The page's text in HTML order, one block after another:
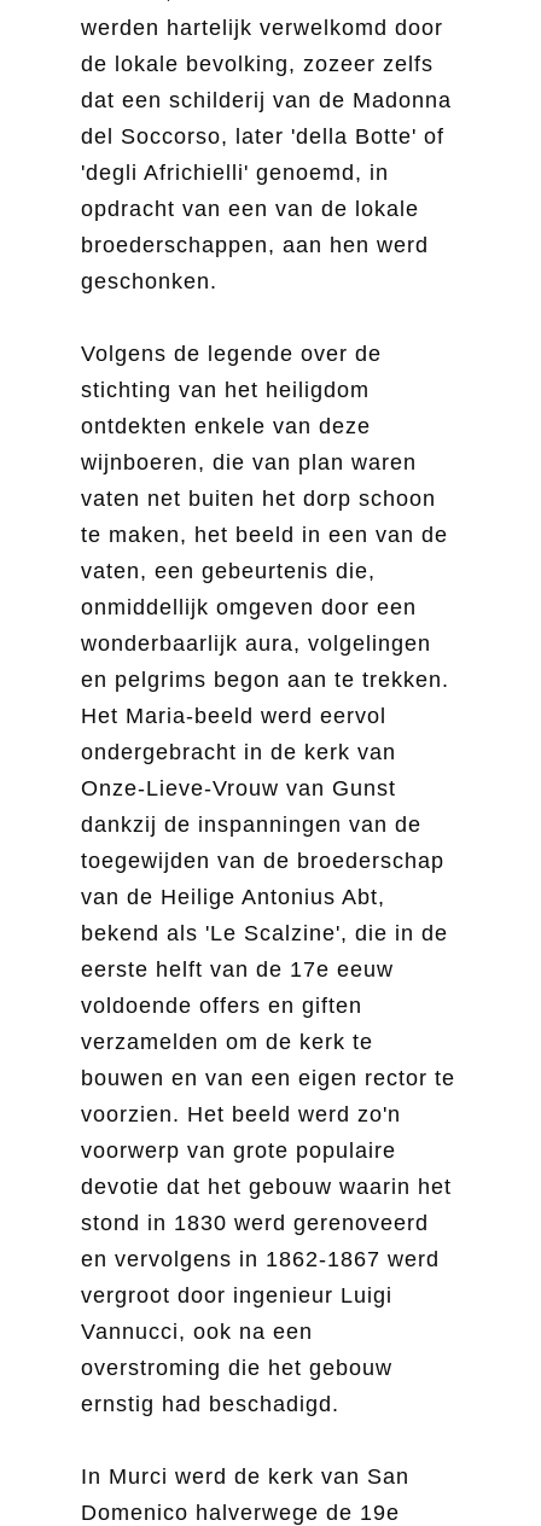
werden hartelijk verwelkomd door
de lokale bevolking, zozeer zelfs
dat een schilderij van de Madonna
del Soccorso, later 'della Botte' of
'degli Africhielli' genoemd, in
opdracht van een van de lokale
broederschappen, aan hen werd
geschonken.
Volgens de legende over de
stichting van het heiligdom
ontdekten enkele van deze
wijnboeren, die van plan waren
vaten net buiten het dorp schoon
te maken, het beeld in een van de
vaten, een gebeurtenis die,
onmiddellijk omgeven door een
wonderbaarlijk aura, volgelingen
en pelgrims begon aan te trekken.
Het Maria-beeld werd eervol
ondergebracht in de kerk van
Onze-Lieve-Vrouw van Gunst
dankzij de inspanningen van de
toegewijden van de broederschap
van de Heilige Antonius Abt,
bekend als 'Le Scalzine', die in de
eerste helft van de 17e eeuw
voldoende offers en giften
verzamelden om de kerk te
bouwen en van een eigen rector te
voorzien. Het beeld werd zo'n
voorwerp van grote populaire
devotie dat het gebouw waarin het
stond in 1830 werd gerenoveerd
en vervolgens in 1862-1867 werd
vergroot door ingenieur Luigi
Vannucci, ook na een
overstroming die het gebouw
ernstig had beschadigd.
In Murci werd de kerk van San
Domenico halverwege de 19e